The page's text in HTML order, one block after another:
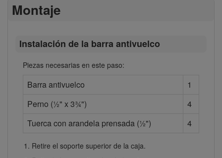
Montaje
Instalación de la barra antivuelco
Piezas necesarias en este paso:
Barra antivuelco
1
Perno (½" x 3¾")
4
Tuerca con arandela prensada (½")
4
Retire el soporte superior de la caja.